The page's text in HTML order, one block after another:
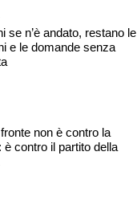
se n’è andato, restano le
e le domande senza
non è contro la
è contro il partito della